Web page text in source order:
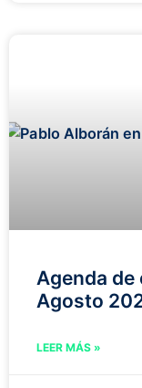
Agenda de
Agosto
LEER MÁS »